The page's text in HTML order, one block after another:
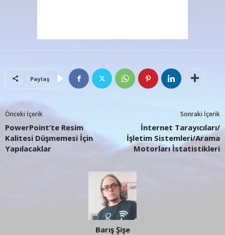
Paylaş
Önceki İçerik
PowerPoint’te Resim
Kalitesi Düşmemesi İçin
Yapılacaklar
Sonraki İçerik
İnternet Tarayıcıları/
İşletim Sistemleri/Arama
Motorları İstatistikleri
Barış Şişe